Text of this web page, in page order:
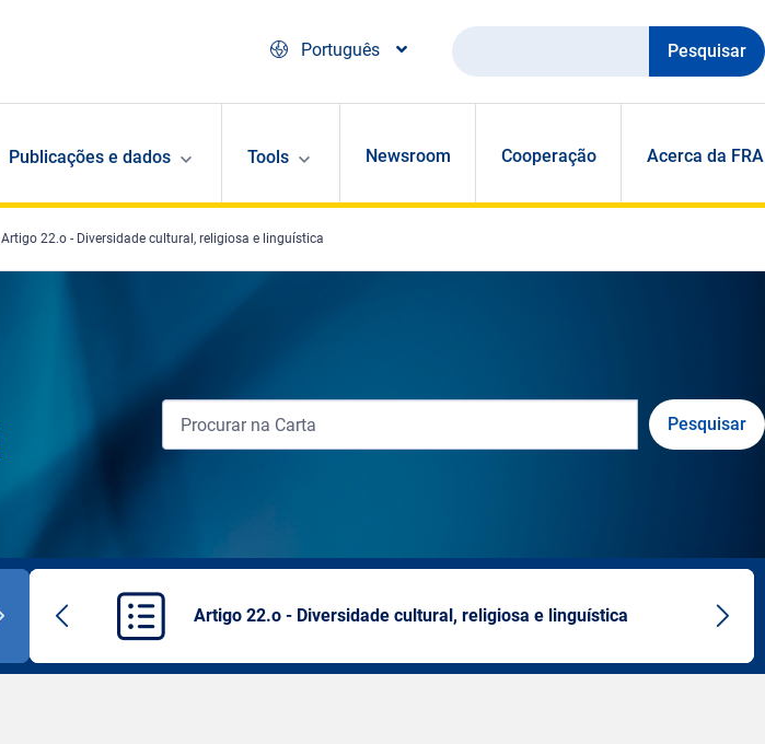
Português
Pesquisar
Publicações e dados Tools Newsroom Cooperação Acerca da FRA
Artigo 22.o - Diversidade cultural, religiosa e linguística
Previous
Artigo 22.o - Diversidade cultural, religiosa e linguística